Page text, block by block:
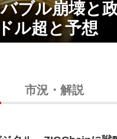
ブル崩壊と
ル超と予想
市況・解説